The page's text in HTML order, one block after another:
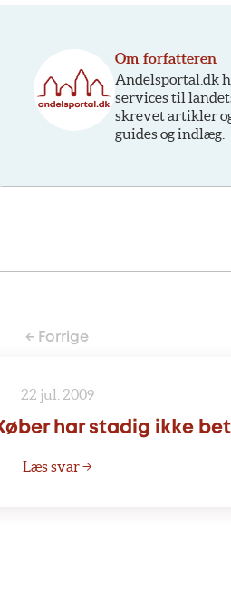
Om forfatteren
Andelsportal.dk
services til
skrevet artikler
guides og indlæg.
← Forrige
22 jul. 2009
har stadig ikke
Læs svar →